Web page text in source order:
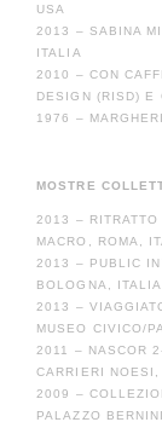
USA
2013 – SABINA
ITALIA
2010 – CON
DESIGN (RISD) E
1976 –
MOSTRE
2013 –
MACRO, ROMA,
2013 – PUBLIC
BOLOGNA, ITALIA
2013 –
MUSEO CIVICO/
2011 – NASCOR
CARRIERI
2009 –
PALAZZO